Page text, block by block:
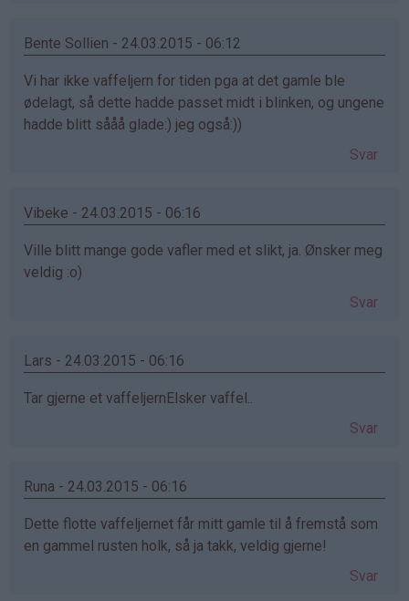
Bente Sollien - 24.03.2015 - 06:12
Vi har ikke vaffeljern for tiden pga at det gamle ble
ødelagt, så dette hadde passet midt i blinken, og ungene
hadde blitt sååå glade:) jeg også:))
Svar
Vibeke - 24.03.2015 - 06:16
Ville blitt mange gode vafler med et slikt, ja. Ønsker meg
veldig :o)
Svar
Lars - 24.03.2015 - 06:16
Tar gjerne et vaffeljernElsker vaffel..
Svar
Runa - 24.03.2015 - 06:16
Dette flotte vaffeljernet får mitt gamle til å fremstå som
en gammel rusten holk, så ja takk, veldig gjerne!
Svar